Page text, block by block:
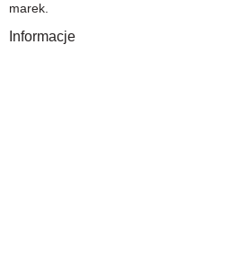
marek.
Informacje